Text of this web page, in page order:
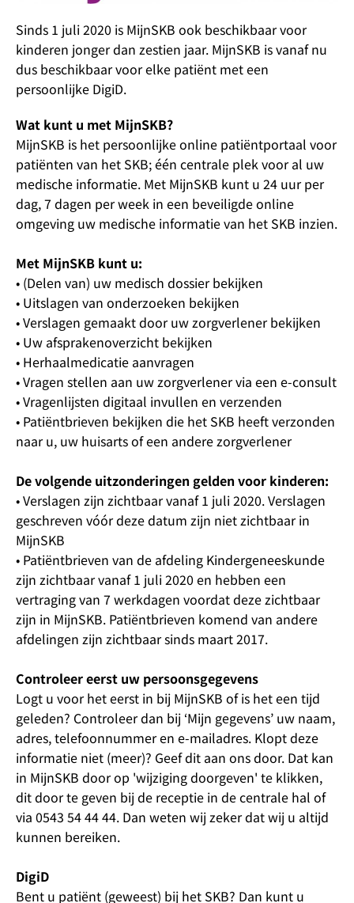
Sinds 1 juli 2020 is MijnSKB ook beschikbaar voor
kinderen jonger dan zestien jaar. MijnSKB is vanaf nu
dus beschikbaar voor elke patiënt met een
persoonlijke DigiD.
Wat kunt u met MijnSKB?
MijnSKB is het persoonlijke online patiëntportaal voor
patiënten van het SKB; één centrale plek voor al uw
medische informatie. Met MijnSKB kunt u 24 uur per
dag, 7 dagen per week in een beveiligde online
omgeving uw medische informatie van het SKB inzien.
Met MijnSKB kunt u:
• (Delen van) uw medisch dossier bekijken
• Uitslagen van onderzoeken bekijken
• Verslagen gemaakt door uw zorgverlener bekijken
• Uw afsprakenoverzicht bekijken
• Herhaalmedicatie aanvragen
• Vragen stellen aan uw zorgverlener via een e-consult
• Vragenlijsten digitaal invullen en verzenden
• Patiëntbrieven bekijken die het SKB heeft verzonden
naar u, uw huisarts of een andere zorgverlener
De volgende uitzonderingen gelden voor kinderen:
• Verslagen zijn zichtbaar vanaf 1 juli 2020. Verslagen
geschreven vóór deze datum zijn niet zichtbaar in
MijnSKB
• Patiëntbrieven van de afdeling Kindergeneeskunde
zijn zichtbaar vanaf 1 juli 2020 en hebben een
vertraging van 7 werkdagen voordat deze zichtbaar
zijn in MijnSKB. Patiëntbrieven komend van andere
afdelingen zijn zichtbaar sinds maart 2017.
Controleer eerst uw persoonsgegevens
Logt u voor het eerst in bij MijnSKB of is het een tijd
geleden? Controleer dan bij ‘Mijn gegevens’ uw naam,
adres, telefoonnummer en e-mailadres. Klopt deze
informatie niet (meer)? Geef dit aan ons door. Dat kan
in MijnSKB door op 'wijziging doorgeven' te klikken,
dit door te geven bij de receptie in de centrale hal of
via 0543 54 44 44. Dan weten wij zeker dat wij u altijd
kunnen bereiken.
DigiD
Bent u patiënt (geweest) bij het SKB? Dan kunt u